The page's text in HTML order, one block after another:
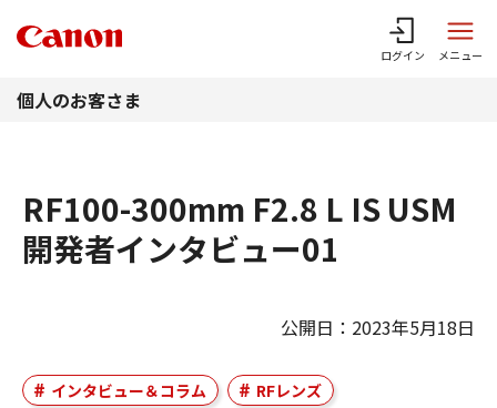
ログイン メニュー
個人のお客さま
RF100-300mm F2.8 L IS USM
開発者インタビュー01
公開日：2023年5月18日
インタビュー＆コラム
RFレンズ